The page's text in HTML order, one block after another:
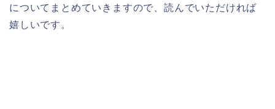
についてまとめていきますので、読んでいただければ
嬉しいです。